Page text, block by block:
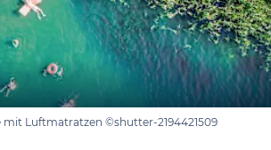
mit Luftmatratzen ©shutter-2194421509